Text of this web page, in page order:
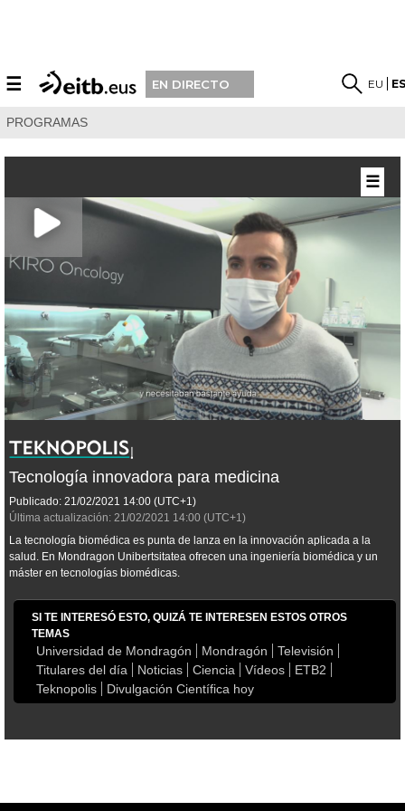
☰ EN DIRECTO EU
PROGRAMAS
Tecnología innovadora para medicina
Publicado: 21/02/2021 14:00 (UTC+1)
Última actualización: 21/02/2021 14:00 (UTC+1)
La tecnología biomédica es punta de lanza en la innovación aplicada a la
salud. En Mondragon Unibertsitatea ofrecen una ingeniería biomédica y un
máster en tecnologías biomédicas.
SI TE INTERESÓ ESTO, QUIZÁ TE INTERESEN ESTOS OTROS
TEMAS
Universidad de Mondragón Mondragón
Televisión
Titulares del día
Noticias Ciencia Vídeos
ETB2
Teknopolis
Divulgación Científica hoy
☰